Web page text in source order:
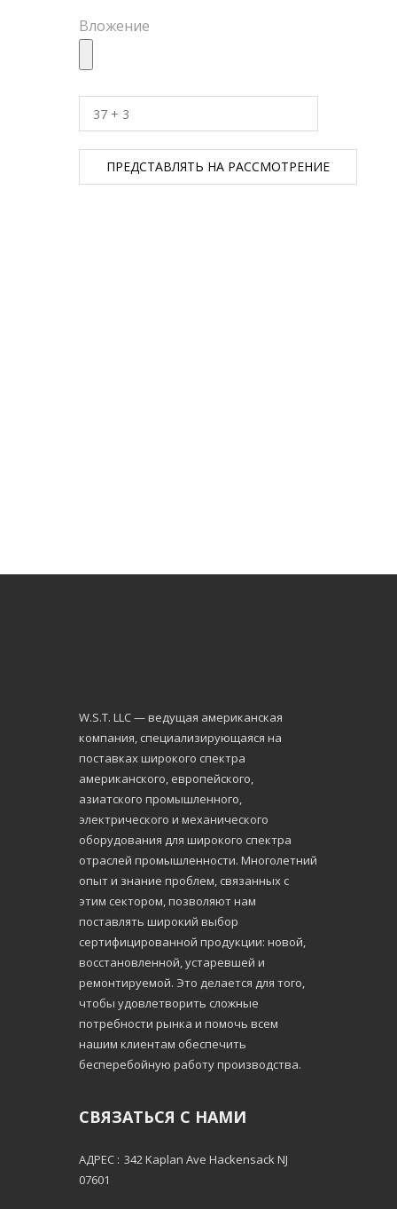
Вложение
W.S.Т. LLC — ведущая американская
компания, специализирующаяся на
поставках широкого спектра
американского, европейского,
азиатского промышленного,
электрического и механического
оборудования для широкого спектра
отраслей промышленности. Многолетний
опыт и знание проблем, связанных с
этим сектором, позволяют нам
поставлять широкий выбор
сертифицированной продукции: новой,
восстановленной, устаревшей и
ремонтируемой. Это делается для того,
чтобы удовлетворить сложные
потребности рынка и помочь всем
нашим клиентам обеспечить
бесперебойную работу производства.
СВЯЗАТЬСЯ С НАМИ
АДРЕС : 342 Kaplan Ave Hackensack NJ
07601